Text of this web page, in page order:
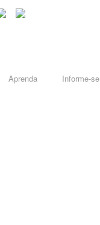
Aprenda Informe-se